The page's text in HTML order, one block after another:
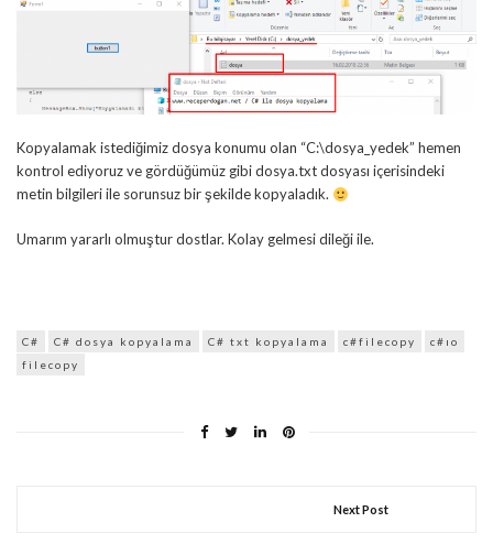
Kopyalamak istediğimiz dosya konumu olan “C:\dosya_yedek” hemen
kontrol ediyoruz ve gördüğümüz gibi dosya.txt dosyası içerisindeki
metin bilgileri ile sorunsuz bir şekilde kopyaladık.
Umarım yararlı olmuştur dostlar. Kolay gelmesi dileği ile.
C# C# dosya kopyalama C# txt kopyalama c#filecopy
c#ıo
filecopy
Next Post